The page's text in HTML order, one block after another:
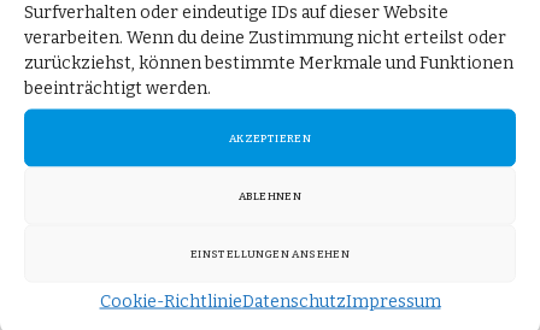
Surfverhalten oder eindeutige IDs auf dieser Website
verarbeiten. Wenn du deine Zustimmung nicht erteilst oder
zurückziehst, können bestimmte Merkmale und Funktionen
beeinträchtigt werden.
AKZEPTIEREN
ABLEHNEN
EINSTELLUNGEN ANSEHEN
Cookie-RichtlinieDatenschutzImpressum
zuerst aufAfD-Fraktion im Deutschen Bundestag.
Bleiben Sie informiert!
Berlin" an und erhalten Sie die neuesten Updates
direkt in Ihr Postfach.